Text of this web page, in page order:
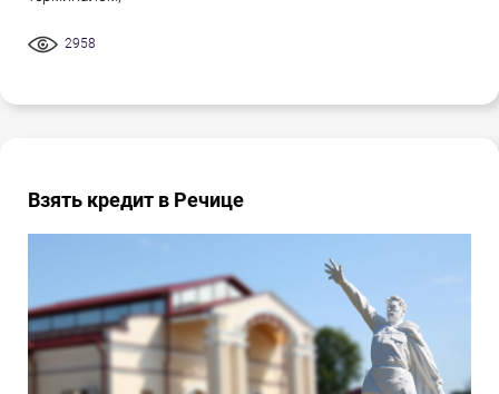
2958
Взять кредит в Речице